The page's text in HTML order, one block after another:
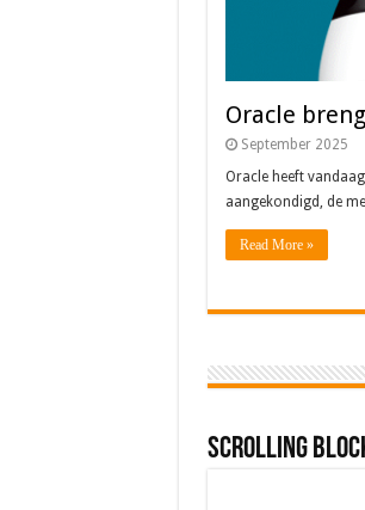
Oracle
September 2025
Oracle heeft
aangekondigd, de
Read More »
Scrolling